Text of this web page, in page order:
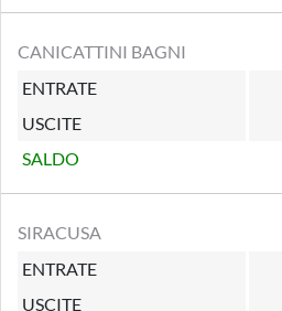
CANICATTINI BAGNI
ENTRATE
USCITE
SALDO
SIRACUSA
ENTRATE
USCITE